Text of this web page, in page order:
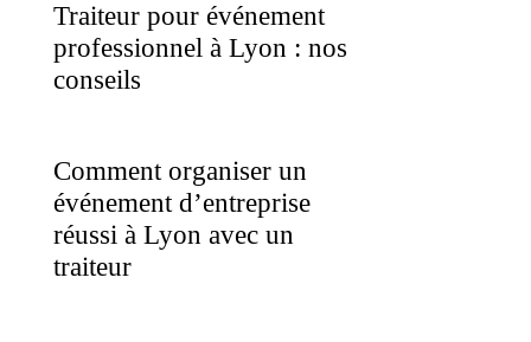
Traiteur pour événement
professionnel à Lyon : nos
conseils
Comment organiser un
événement d’entreprise
réussi à Lyon avec un
traiteur